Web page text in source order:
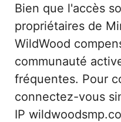
Bien que l'accès
propriétaires de
WildWood
communauté
fréquentes. Pour
connectez-vous
IP